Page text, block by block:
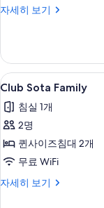
보
자세히 보기
Club
자
세
히
기
Club
Sota
Family
사
진
모
두
7
Club Sota Family
침실 1개
2명
퀸사이즈침대 2개
무료 WiFi
자세히 보기
Club